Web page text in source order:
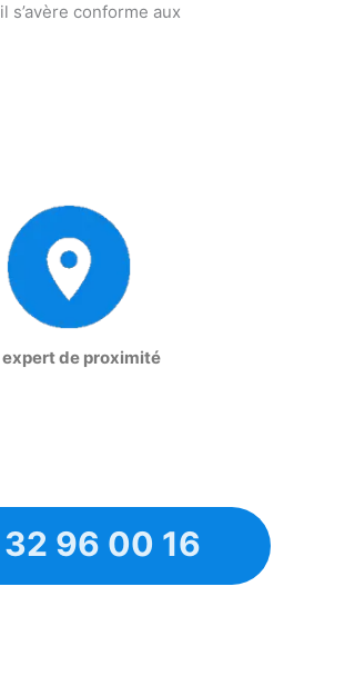
conforme aux
expert de proximité
96 00 16